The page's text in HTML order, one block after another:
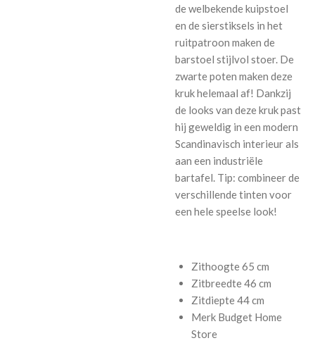
de welbekende kuipstoel
en de sierstiksels in het
ruitpatroon maken de
barstoel stijlvol stoer. De
zwarte poten maken deze
kruk helemaal af! Dankzij
de looks van deze kruk past
hij geweldig in een modern
Scandinavisch interieur als
aan een industriële
bartafel. Tip: combineer de
verschillende tinten voor
een hele speelse look!
Zithoogte65 cm
Zitbreedte46 cm
Zitdiepte44 cm
Merk Budget Home
Store